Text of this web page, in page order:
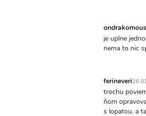
ondrakomous
je uplne
nema to nic
ferineveri
trochu
ňom
s lopatou. a